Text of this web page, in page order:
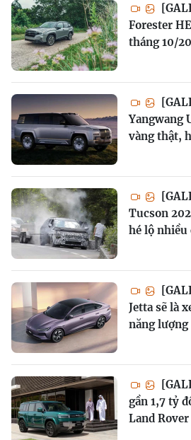
Forester
tháng 10/
Yangwang
vàng thật,
Tucson
hé lộ
Jetta sẽ là
năng
gần 1,7 tỷ
Land